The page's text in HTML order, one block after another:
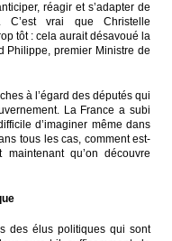
réagir et s’adapter de
C’est vrai que Christelle
tôt : cela aurait désavoué la
Philippe, premier Ministre de
à l’égard des députés qui
La France a subi
d’imaginer même dans
tous les cas, comment est-
qu’on découvre
des élus politiques qui sont